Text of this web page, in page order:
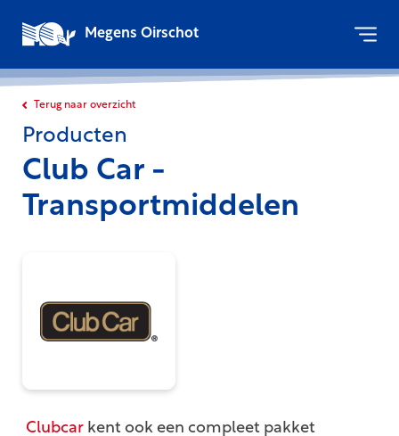
Megens Oirschot
Terug naar overzicht
Producten
Club Car -
Transportmiddelen
Clubcar kent ook een compleet pakket